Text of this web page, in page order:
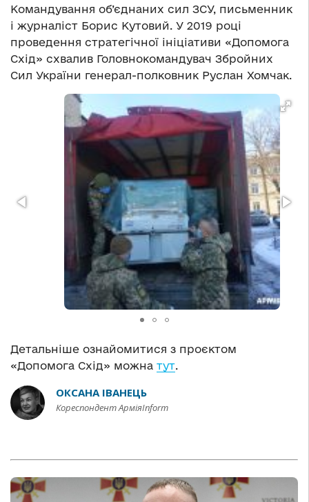
Командування об’єднаних сил ЗСУ, письменник
і журналіст Борис Кутовий. У 2019 році
проведення стратегічної ініціативи «Допомога
Схід» схвалив Головнокомандувач Збройних
Сил України генерал-полковник Руслан Хомчак.
Детальніше ознайомитися з проєктом
«Допомога Схід» можна тут.
ОКСАНА ІВАНЕЦЬ
Кореспондент АрміяInform